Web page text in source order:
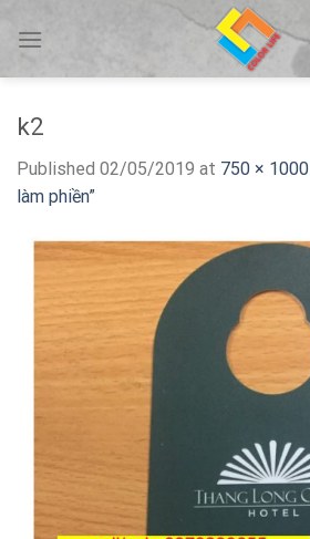
k2
Published 02/05/2019 at 750 × 1000
làm phiền”